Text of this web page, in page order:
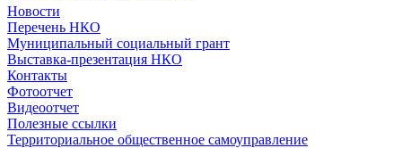
Новости
Перечень НКО
Муниципальный социальный грант
Выставка-презентация НКО
Контакты
Фотоотчет
Видеоотчет
Полезные ссылки
Территориальное общественное самоуправление